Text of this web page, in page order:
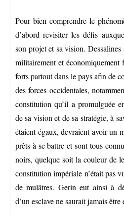
Pour bien comprendre le
d’abord revisiter les défis
son projet et sa vision.
militairement et
forts partout dans le pays afin de
des forces occidentales,
constitution qu’il a promulguée
de sa vision et de sa stratégie, à
étaient égaux, devraient avoir un
prêts à se battre et sont tous
noirs, quelque soit la couleur de
constitution impériale n’était pas
de mulâtres. Gerin eut ainsi à
d’un esclave ne saurait jamais être